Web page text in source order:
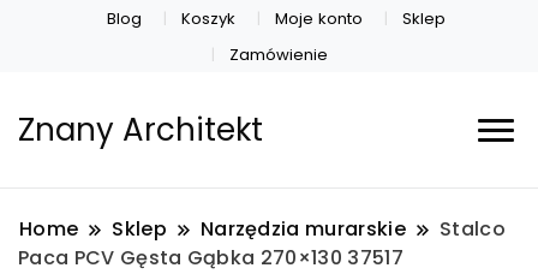
Blog Koszyk Moje konto
Sklep
Zamówienie
Znany Architekt
Home Sklep Narzędzia murarskie
Stalco
Paca PCV Gęsta Gąbka 270×130 37517